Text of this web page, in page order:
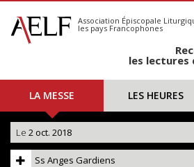
S'abonner
Calendrier
Association Épiscopale
les pays Francophones
les lectures
LA MESSE LES HEURES
Le 2 oct. 2018
Ss Anges Gardiens